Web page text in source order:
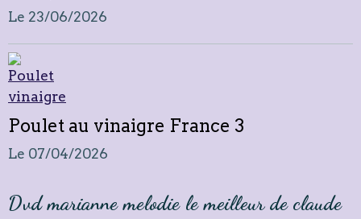
Le 23/06/2026
Poulet au vinaigre France 3
Le 07/04/2026
Dvd marianne melodie le meilleur de claude